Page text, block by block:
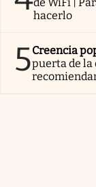
hacerlo
5Creencia
puerta de la